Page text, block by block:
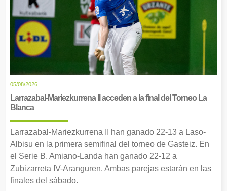
05/08/2026
Larrazabal-Mariezkurrena II acceden a la final del Torneo La
Blanca
Larrazabal-Mariezkurrena II han ganado 22-13 a Laso-
Albisu en la primera semifinal del torneo de Gasteiz. En
el Serie B, Amiano-Landa han ganado 22-12 a
Zubizarreta IV-Aranguren. Ambas parejas estarán en las
finales del sábado.